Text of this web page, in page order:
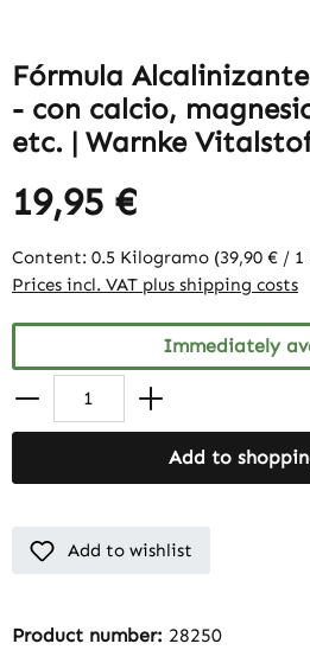
Fórmula
- con calcio,
etc. | Warnke
19,95 €
Content: 0.5 Kilogramo (39,90 € /
Prices incl. VAT plus shipping costs
Immediately
Add to
Add to wishlist
Product number: 28250